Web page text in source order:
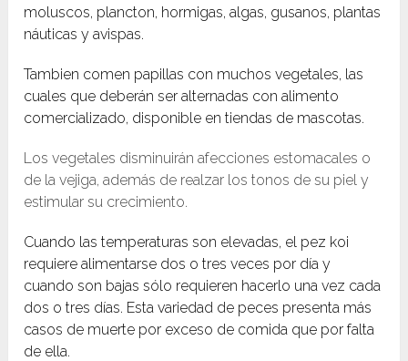
moluscos, plancton, hormigas, algas, gusanos, plantas
náuticas y avispas.
Tambien comen papillas con muchos vegetales, las
cuales que deberán ser alternadas con alimento
comercializado, disponible en tiendas de mascotas.
Los vegetales disminuirán afecciones estomacales o
de la vejiga, además de realzar los tonos de su piel y
estimular su crecimiento.
Cuando las temperaturas son elevadas, el pez koi
requiere alimentarse dos o tres veces por día y
cuando son bajas sólo requieren hacerlo una vez cada
dos o tres días. Esta variedad de peces presenta más
casos de muerte por exceso de comida que por falta
de ella.